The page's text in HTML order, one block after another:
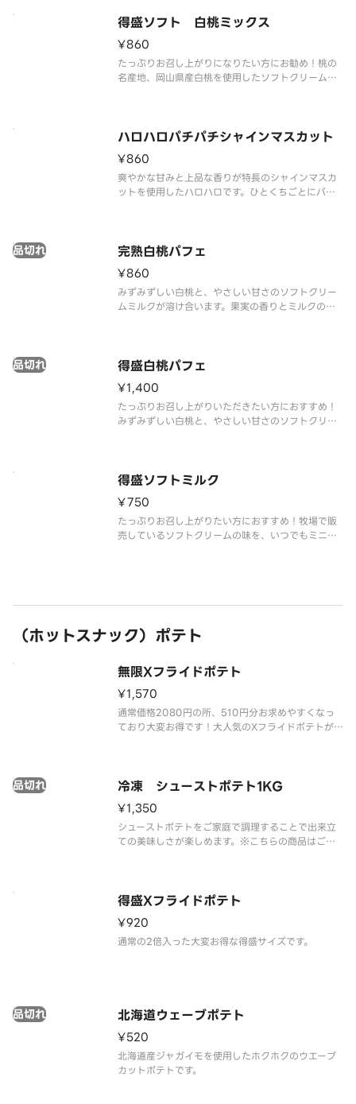
得盛ソフト 白桃ミックス
¥860
たっぷりお召し上がりになりたい方にお勧め！桃の
名産地、岡山県産白桃を使用したソフトクリームで
ハロハロパチパチシャインマスカット
¥860
爽やかな甘みと上品な香りが特長のシャインマスカ
ットを使用したハロハロです。ひとくちごとにパチ
完熟白桃パフェ
品切れ
¥860
みずみずしい白桃と、やさしい甘さのソフトクリー
ムミルクが溶け合います。果実の香りとミルクのコ
得盛白桃パフェ
品切れ
¥1,400
たっぷりお召し上がりいただきたい方におすすめ！
みずみずしい白桃と、やさしい甘さのソフトクリー
得盛ソフトミルク
¥750
たっぷりお召し上がりたい方におすすめ！牧場で販
売しているソフトクリームの味を、いつでもミニス
（ホットスナック）ポテト
無限Xフライドポテト
¥1,570
通常価格2080円の所、510円分お求めやすくなっ
ており大変お得です！大人気のXフライドポテトが4
冷凍 シューストポテト1KG
品切れ
¥1,350
シューストポテトをご家庭で調理することで出来立
ての美味しさが楽しめます。※こちらの商品はご家
得盛Xフライドポテト
¥920
通常の2倍入った大変お得な得盛サイズです。
北海道ウェーブポテト
品切れ
¥520
北海道産ジャガイモを使用したホクホクのウエーブ
カットポテトです。